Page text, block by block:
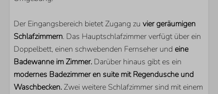
KÜCHE
Kühlschrank mit Gefrierfach
Nespresso Kaffeemachine
Kombi-Mikrowelle
Geschirrspülmaschine
Quooker
Der Eingangsbereich bietet Zugang zu vier geräumigen
Schlafzimmern. Das Hauptschlafzimmer verfügt über ein
Doppelbett, einen schwebenden Fernseher und eine
Badewanne im Zimmer. Darüber hinaus gibt es ein
modernes Badezimmer en suite mit Regendusche und
Waschbecken.Zwei weitere Schlafzimmer sind mit einem